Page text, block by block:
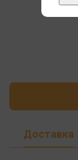
Доставка